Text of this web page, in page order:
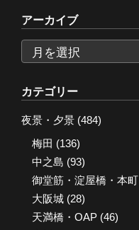
アーカイブ
ー
カ
イ
ブ
カテゴリー
夜景・夕景 (484)
梅田 (136)
中之島 (93)
御堂筋・淀屋橋・本町
大阪城 (28)
天満橋・OAP (46)